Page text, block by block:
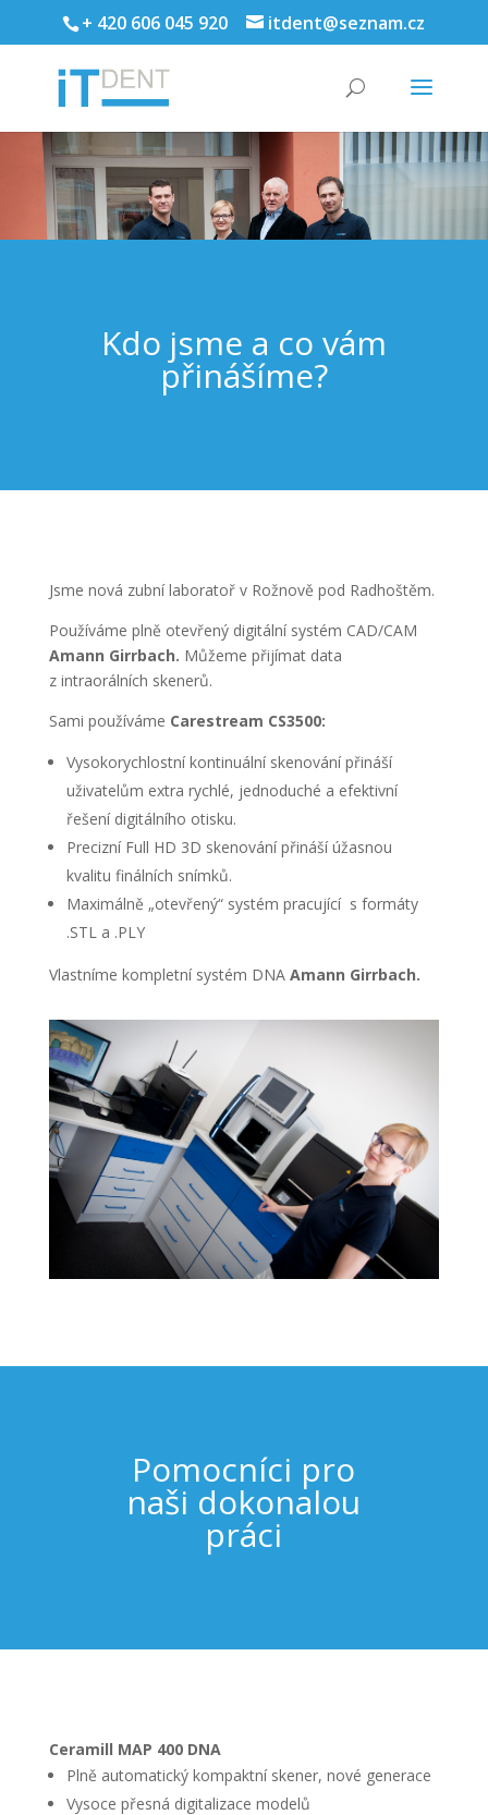
+ 420 606 045 920 itdent@seznam.cz
Kdo jsme a co vám
přinášíme?
Jsme nová zubní laboratoř v Rožnově pod Radhoštěm.
Používáme plně otevřený digitální systém CAD/CAM
Amann Girrbach. Můžeme přijímat data
z intraorálních skenerů.
Sami používáme Carestream CS3500:
Vysokorychlostní kontinuální skenování přináší
uživatelům extra rychlé, jednoduché a efektivní
řešení digitálního otisku.
Precizní Full HD 3D skenování přináší úžasnou
kvalitu finálních snímků.
Maximálně „otevřený“ systém pracující s formáty
.STL a .PLY
Vlastníme kompletní systém DNA Amann Girrbach.
Pomocníci pro
naši dokonalou
práci
Ceramill MAP 400 DNA
Plně automatický kompaktní skener, nové generace
Vysoce přesná digitalizace modelů